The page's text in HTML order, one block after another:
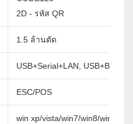
2D - รหัส QR
1.5 ล้านตัด
USB+Serial+LAN, USB+BT,
ESC/POS
win xp/vista/win7/win8/win10/